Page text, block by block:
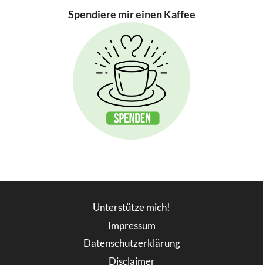
Spendiere mir einen Kaffee
Unterstütze mich!
Impressum
Datenschutzerklärung
Disclaimer